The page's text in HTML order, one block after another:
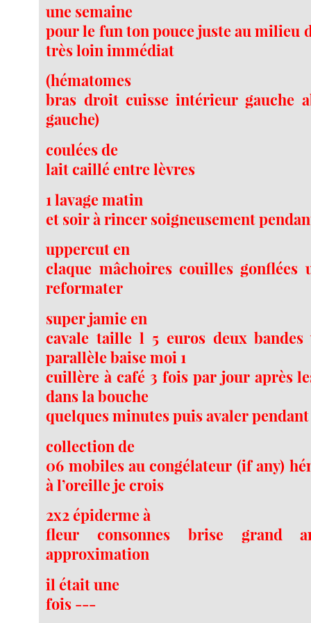
une semaine
pour le fun ton pouce juste au milieu
très loin immédiat
(hématomes
bras droit cuisse intérieur gauche
gauche)
coulées de
lait caillé entre lèvres
1 lavage matin
et soir à rincer soigneusement
uppercut en
claque mâchoires couilles
reformater
super jamie en
cavale taille l 5 euros deux bandes
parallèle baise moi 1
cuillère à café 3 fois par jour après
dans la bouche
quelques minutes puis avaler pendant
collection de
06 mobiles au congélateur (if any)
à l’oreille je crois
2x2 épiderme à
fleur consonnes brise grand
approximation
il était une
fois ---